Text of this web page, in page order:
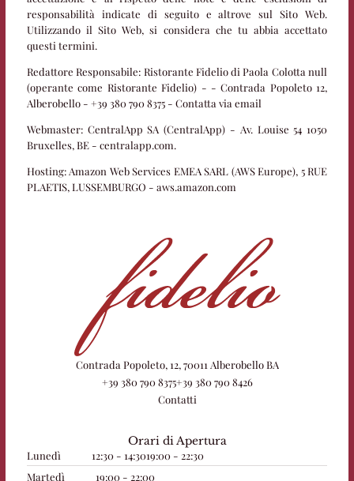
responsabilità indicate di seguito e altrove sul Sito Web.
Utilizzando il Sito Web, si considera che tu abbia accettato
questi termini.
Redattore Responsabile: Ristorante Fidelio di Paola Colotta null
(operante come Ristorante Fidelio) - - Contrada Popoleto 12,
Alberobello - +39 380 790 8375 - Contatta via email
Webmaster: CentralApp SA (CentralApp) - Av. Louise 54 1050
Bruxelles, BE - centralapp.com.
Hosting: Amazon Web Services EMEA SARL (AWS Europe), 5 RUE
PLAETIS, LUSSEMBURGO - aws.amazon.com
Contrada Popoleto, 12, 70011 Alberobello BA
+39 380 790 8375+39 380 790 8426
Contatti
Orari di Apertura
Lunedì
12:30 - 14:3019:00 - 22:30
Martedì
19:00 - 22:00